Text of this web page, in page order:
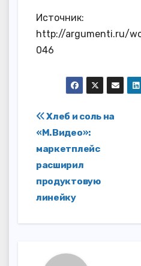
Источник:
http://argumenti.ru/
046
Навигация
по
записям
Хлеб и соль на
«М.Видео»:
маркетплейс
расширил
продуктовую
линейку